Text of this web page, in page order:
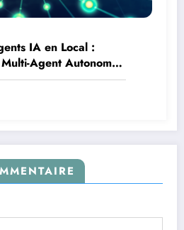
IA en Local :
Agent Autonome